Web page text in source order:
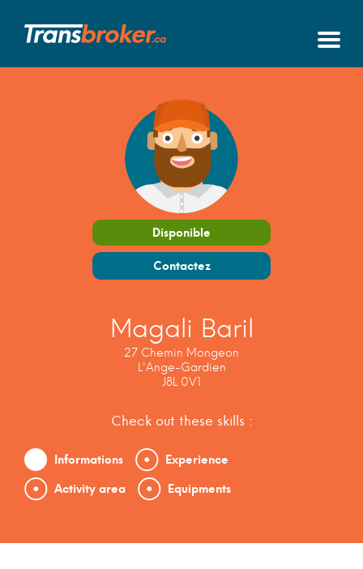
Disponible
Contactez
Magali Baril
27 Chemin Mongeon
L'Ange-Gardien
J8L 0V1
Check out these skills :
Informations
Experience
Activity area
Equipments